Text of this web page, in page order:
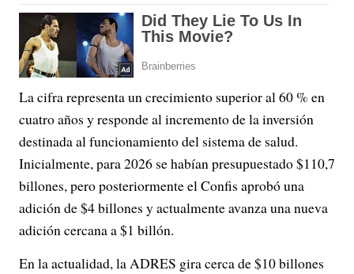
La cifra representa un crecimiento superior al 60 % en
cuatro años y responde al incremento de la inversión
destinada al funcionamiento del sistema de salud.
Inicialmente, para 2026 se habían presupuestado $110,7
billones, pero posteriormente el Confis aprobó una
adición de $4 billones y actualmente avanza una nueva
adición cercana a $1 billón.
En la actualidad, la ADRES gira cerca de $10 billones